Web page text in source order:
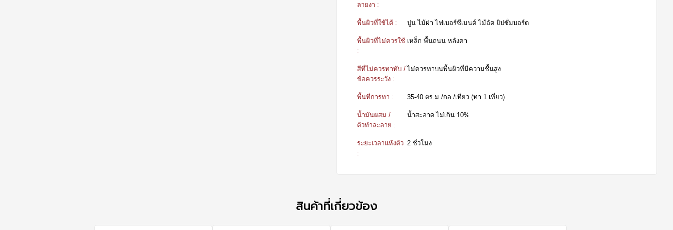
ลายงา :
พื้นผิวที่ใช้ได้ : ปูน ไม้ฝา ไฟเบอร์ซีเมนต์ ไม้อัด ยิปซั่มบอร์ด
พื้นผิวที่ไม่ควรใช้
:
เหล็ก พื้นถนน หลังคา
สีที่ไม่ควรทาทับ /
ข้อควรระวัง :
ไม่ควรทาบนพื้นผิวที่มีความชื้นสูง
พื้นที่การทา : 35-40 ตร.ม./กล./เที่ยว (ทา 1 เที่ยว)
น้ำมันผสม /
ตัวทำละลาย :
น้ำสะอาด ไม่เกิน 10%
ระยะเวลาแห้งตัว
:
2 ชั่วโมง
สินค้าที่เกี่ยวข้อง